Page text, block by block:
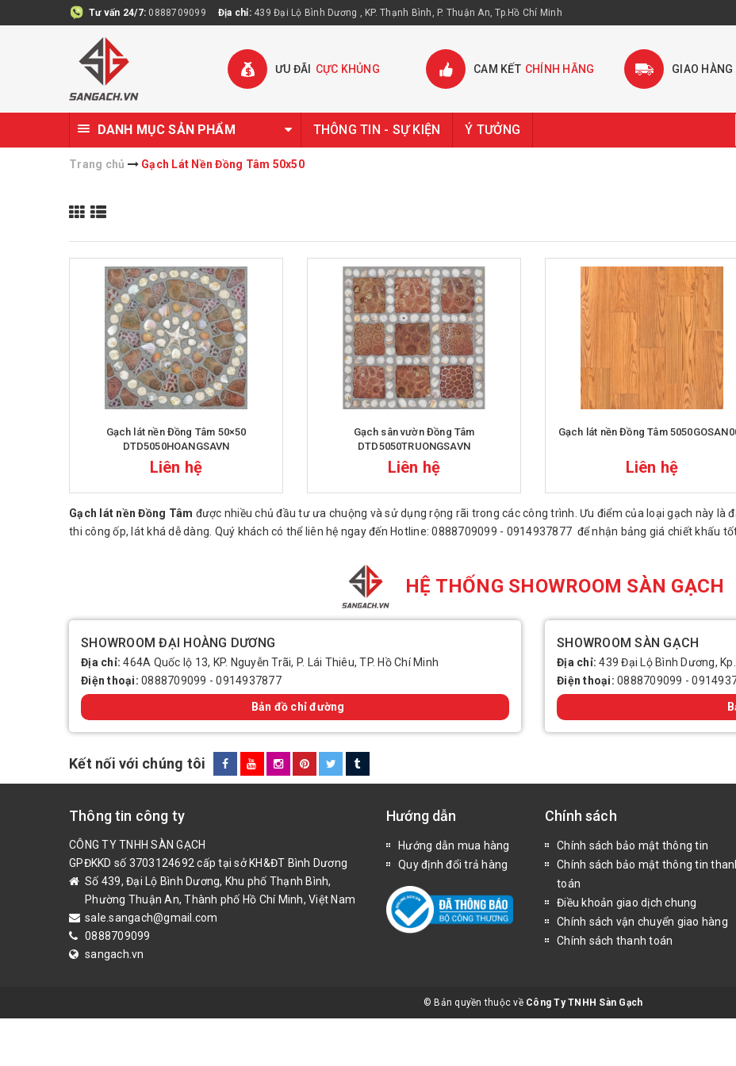
Tư vấn 24/7: 0888709099 Địa chỉ: 439 Đại Lộ Bình Dương , KP. Thạnh Bình, P. Thuận An, Tp.Hồ Chí Minh
ƯU ĐÃI CỰC KHỦNG CAM KẾT CHÍNH HÃNG GIAO HÀNG
DANH MỤC SẢN PHẨM THÔNG TIN - SỰ KIỆN Ý TƯỞNG
Trang chủ Gạch Lát Nền Đồng Tâm 50x50
Gạch lát nền Đồng Tâm 50×50
DTD5050HOANGSAVN
Liên hệ
Gạch sân vườn Đồng Tâm
DTD5050TRUONGSAVN
Liên hệ
Gạch lát nền Đồng Tâm
Liên hệ
Gạch lát nền Đồng Tâm được nhiều chủ đầu tư ưa chuộng và sử dụng rộng rãi trong các công trình. Ưu điểm của loại gạch này là
thi công ốp, lát khá dễ dàng. Quý khách có thể liên hệ ngay đến Hotline: 0888709099 - 0914937877 để nhận bảng giá chiết khấu
HỆ THỐNG SHOWROOM SÀN GẠCH
SHOWROOM ĐẠI HOÀNG DƯƠNG
Địa chỉ:464A Quốc lộ 13, KP. Nguyễn Trãi, P. Lái Thiêu, TP. Hồ Chí Minh
Điện thoại: 0888709099 -0914937877
Bản đồ chỉ đường
SHOWROOM SÀN GẠCH
Địa chỉ:439 Đại Lộ Bình Dương,
Điện thoại: 0888709099 -
Kết nối với chúng tôi
Thông tin công ty
CÔNG TY TNHH SÀN GẠCH
GPĐKKD số 3703124692 cấp tại sở KH&ĐT Bình Dương
Số 439, Đại Lộ Bình Dương, Khu phố Thạnh Bình,
Phường Thuận An, Thành phố Hồ Chí Minh, Việt Nam
sale.sangach@gmail.com
0888709099
sangach.vn
Hướng dẫn
Hướng dẫn mua hàng
Quy định đổi trả hàng
Chính sách
Chính sách bảo mật thông tin
Chính sách bảo mật thông tin
toán
Điều khoản giao dịch chung
Chính sách vận chuyển giao hàng
Chính sách thanh toán
© Bản quyền thuộc về Công Ty TNHH Sàn Gạch